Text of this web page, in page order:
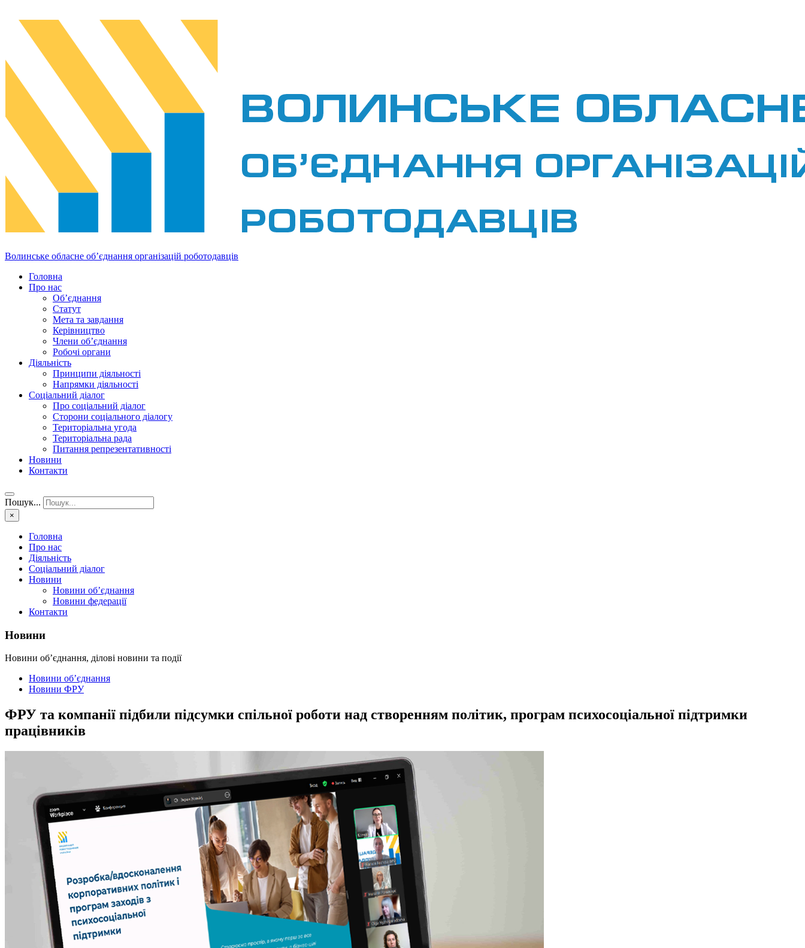
Волинське обласне об’єднання організацій роботодавців
Головна
Про нас
Об’єднання
Статут
Мета та завдання
Керівництво
Члени об’єднання
Робочі органи
Діяльність
Принципи діяльності
Напрямки діяльності
Соціальний діалог
Про соціальний діалог
Сторони соціального діалогу
Територіальна угода
Територіальна рада
Питання репрезентативності
Новини
Контакти
Пошук...
×
Головна
Про нас
Діяльність
Соціальний діалог
Новини
Новини об’єднання
Новини федерації
Контакти
Новини
Новини об’єднання, ділові новини та події
Новини об’єднання
Новини ФРУ
ФРУ та компанії підбили підсумки спільної роботи над створенням політик, програм психосоціальної підтримки
працівників